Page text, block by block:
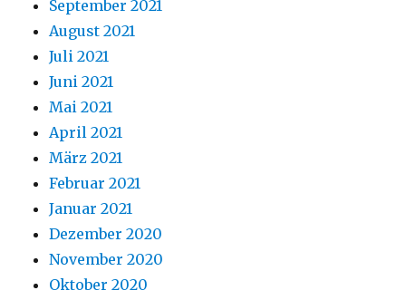
September 2021
August 2021
Juli 2021
Juni 2021
Mai 2021
April 2021
März 2021
Februar 2021
Januar 2021
Dezember 2020
November 2020
Oktober 2020